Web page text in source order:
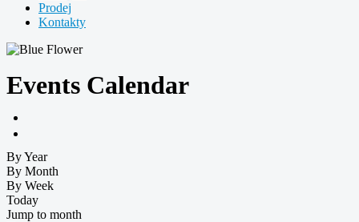
Prodej
Kontakty
Events Calendar
By Year
By Month
By Week
Today
Jump to month